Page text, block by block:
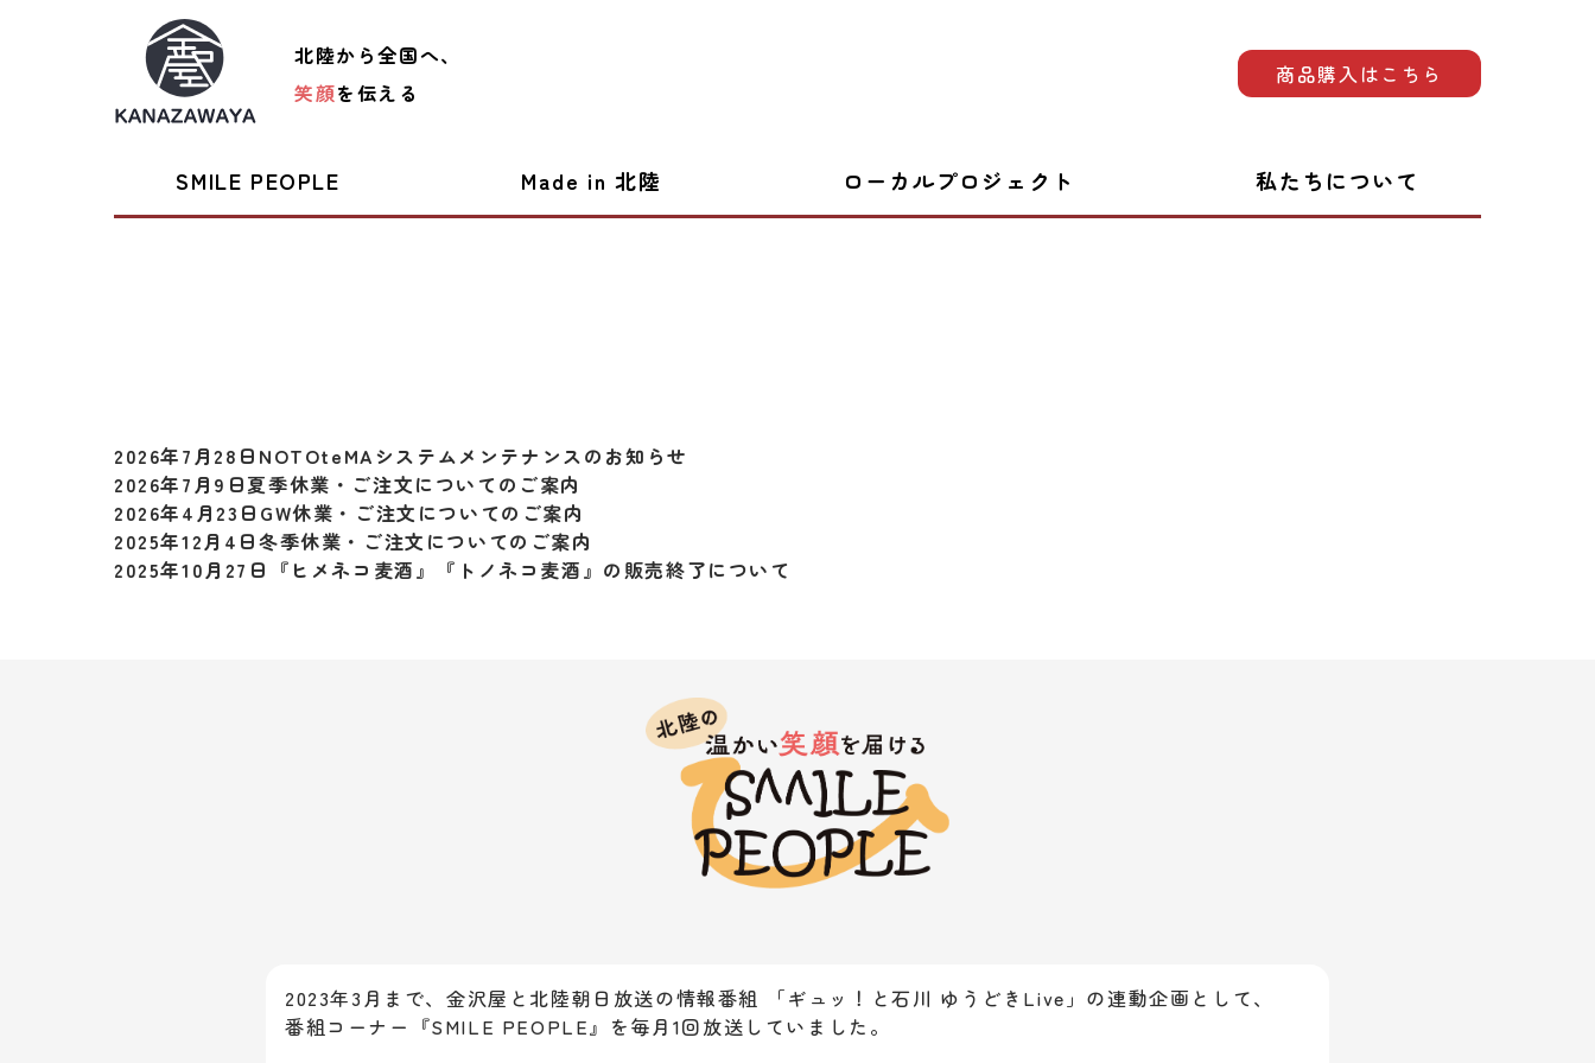
北陸から全国へ、
笑顔を伝える
商品購入はこちら
SMILE PEOPLE Made in 北陸 ローカルプロジェクト 私たちについて
2026年7月28日 NOTOteMAシステムメンテナンスのお知らせ
2026年7月9日夏季休業・ご注文についてのご案内
2026年4月23日 GW休業・ご注文についてのご案内
2025年12月4日冬季休業・ご注文についてのご案内
2025年10月27日 『ヒメネコ麦酒』『トノネコ麦酒』の販売終了について
2023年3月まで、金沢屋と北陸朝日放送の情報番組 「ギュッ！と石川 ゆうどきLive」の連動企画として、
番組コーナー『SMILE PEOPLE』を毎月1回放送していました。